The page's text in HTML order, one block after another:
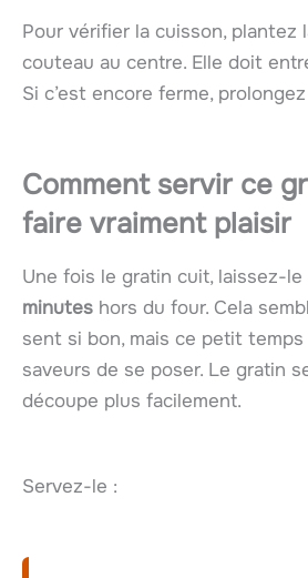
Pour vérifier la cuisson, plantez
couteau au centre. Elle doit
Si c’est encore ferme,
Comment servir ce
faire vraiment plaisir
Une fois le gratin cuit, laissez-
minutes hors du four. Cela
sent si bon, mais ce petit
saveurs de se poser. Le gratin
découpe plus facilement.
Servez-le :